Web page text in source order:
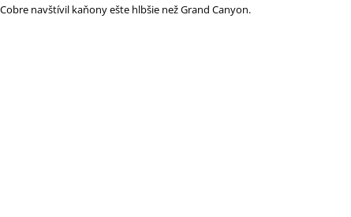
navštívil kaňony ešte hlbšie než Grand Canyon.
CHODNÍKOM -
VODCOM